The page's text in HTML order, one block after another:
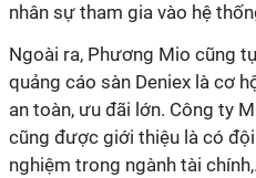
nhân sự tham gia vào hệ
Ngoài ra, Phương Mio cũng
quảng cáo sàn Deniex là cơ
an toàn, ưu đãi lớn. Công ty
cũng được giới thiệu là có
nghiệm trong ngành tài